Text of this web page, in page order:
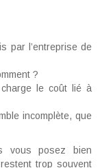
par l’entreprise de
?
le coût lié à
incomplète, que
vous posez bien
trop souvent